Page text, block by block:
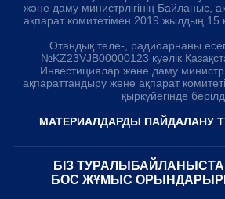
және даму министрлігінің Байланыс,
ақпарат комитетімен 2019 жылдың 15
Отандық теле-, радиоарнаны
№KZ23VJB00000123 куәлік
Инвестициялар және даму
ақпараттандыру және ақпарат
қыркүйегінде
МАТЕРИАЛДАРДЫ ПАЙДАЛАНУ
БІЗ ТУРАЛЫ
БОС ЖҰМЫС ОРЫНДАРЫ